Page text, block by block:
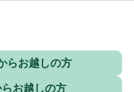
らお越しの方
お越しの方